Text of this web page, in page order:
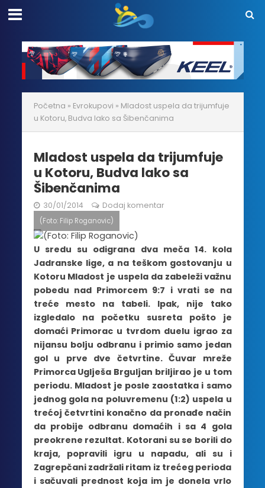
Početna » Evrokupovi » Mladost uspela da trijumfuje
u Kotoru, Budva lako sa Šibenčanima
Mladost uspela da trijumfuje
u Kotoru, Budva lako sa
Šibenčanima
30/01/2014 Dodaj komentar
(Foto: Filip Roganovic)
U sredu su odigrana dva meča 14. kola
Jadranske lige, a na teškom gostovanju u
Kotoru Mladost je uspela da zabeleži važnu
pobedu nad Primorcem 9:7 i vrati se na
treće mesto na tabeli. Ipak, nije tako
izgledalo na početku susreta pošto je
domaći Primorac u tvrdom duelu igrao za
nijansu bolju odbranu i primio samo jedan
gol u prve dve četvrtine. Čuvar mreže
Primorca Uglješa Brguljan briljirao je u tom
periodu. Mladost je posle zaostatka i samo
jednog gola na poluvremenu (1:2) uspela u
trećoj četvrtini konačno da pronađe način
da probije odbranu domaćih i sa 4 gola
preokrene rezultat. Kotorani su se borili do
kraja, popravili igru u napadu, ali su i
Zagrepčani zadržali ritam iz trećeg perioda
i sačuvali prednost koja im je donela vrlo